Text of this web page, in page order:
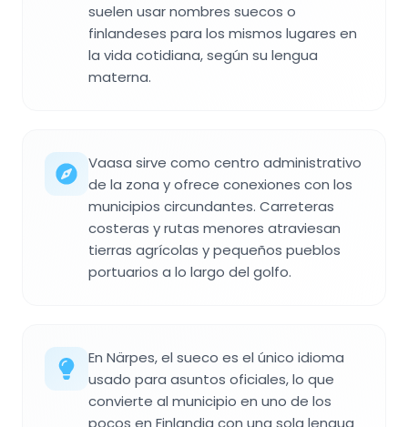
suelen usar nombres suecos o
finlandeses para los mismos lugares en
la vida cotidiana, según su lengua
materna.
Vaasa sirve como centro administrativo
de la zona y ofrece conexiones con los
municipios circundantes. Carreteras
costeras y rutas menores atraviesan
tierras agrícolas y pequeños pueblos
portuarios a lo largo del golfo.
En Närpes, el sueco es el único idioma
usado para asuntos oficiales, lo que
convierte al municipio en uno de los
pocos en Finlandia con una sola lengua